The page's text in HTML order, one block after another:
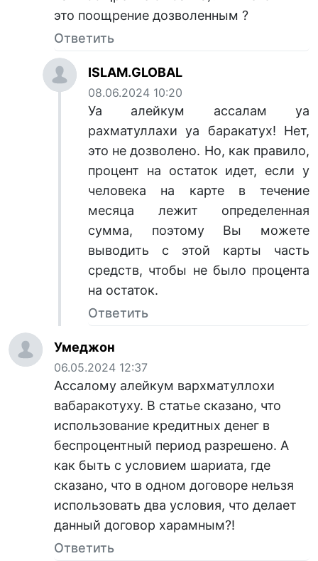
это поощрение дозволенным ?
Ответить
ISLAM.GLOBAL
08.06.2024 10:20
Уа алейкум ассалам уа
рахматуллахи уа баракатух! Нет,
это не дозволено. Но, как правило,
процент на остаток идет, если у
человека на карте в течение
месяца лежит определенная
сумма, поэтому Вы можете
выводить с этой карты часть
средств, чтобы не было процента
на остаток.
Ответить
Умеджон
06.05.2024 12:37
Ассалому алейкум вархматуллохи
вабаракотуху. В статье сказано, что
использование кредитных денег в
беспроцентный период разрешено. А
как быть с условием шариата, где
сказано, что в одном договоре нельзя
использовать два условия, что делает
данный договор харамным?!
Ответить